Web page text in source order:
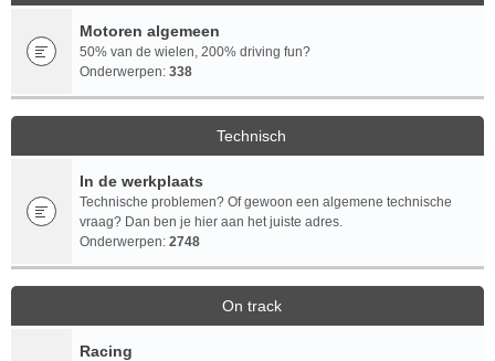
Motoren algemeen
50% van de wielen, 200% driving fun?
Onderwerpen: 338
Technisch
In de werkplaats
Technische problemen? Of gewoon een algemene technische
vraag? Dan ben je hier aan het juiste adres.
Onderwerpen: 2748
On track
Racing